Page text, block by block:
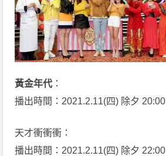
黃金年代：
播出時間：2021.2.11(四) 除夕 20:00
天才衝衝衝：
播出時間：2021.2.11(四) 除夕 22:00